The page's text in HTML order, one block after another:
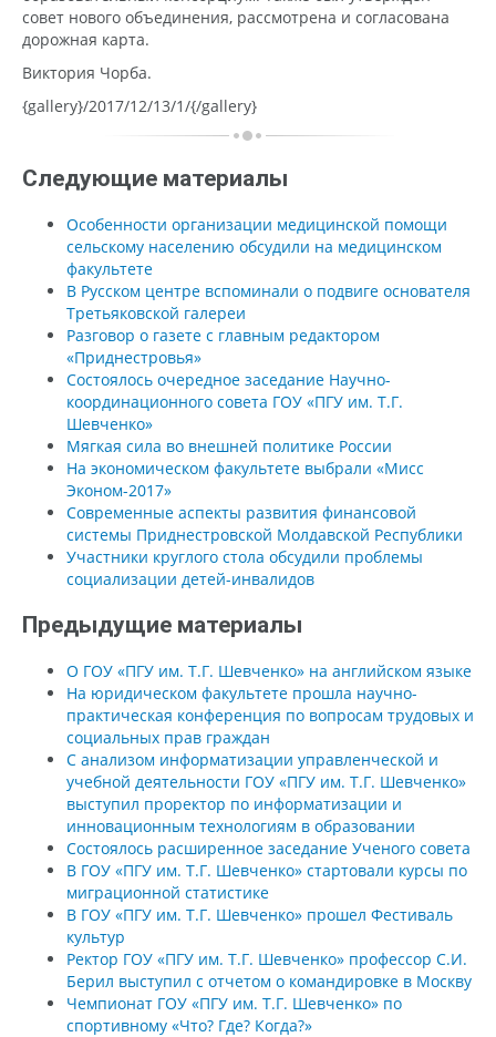
совет нового объединения, рассмотрена и согласована
дорожная карта.
Виктория Чорба.
{gallery}/2017/12/13/1/{/gallery}
Следующие материалы
Особенности организации медицинской помощи
сельскому населению обсудили на медицинском
факультете
В Русском центре вспоминали о подвиге основателя
Третьяковской галереи
Разговор о газете с главным редактором
«Приднестровья»
Состоялось очередное заседание Научно-
координационного совета ГОУ «ПГУ им. Т.Г.
Шевченко»
Мягкая сила во внешней политике России
На экономическом факультете выбрали «Мисс
Эконом-2017»
Современные аспекты развития финансовой
системы Приднестровской Молдавской Республики
Участники круглого стола обсудили проблемы
социализации детей-инвалидов
Предыдущие материалы
О ГОУ «ПГУ им. Т.Г. Шевченко» на английском языке
На юридическом факультете прошла научно-
практическая конференция по вопросам трудовых и
социальных прав граждан
С анализом информатизации управленческой и
учебной деятельности ГОУ «ПГУ им. Т.Г. Шевченко»
выступил проректор по информатизации и
инновационным технологиям в образовании
Состоялось расширенное заседание Ученого совета
В ГОУ «ПГУ им. Т.Г. Шевченко» стартовали курсы по
миграционной статистике
В ГОУ «ПГУ им. Т.Г. Шевченко» прошел Фестиваль
культур
Ректор ГОУ «ПГУ им. Т.Г. Шевченко» профессор С.И.
Берил выступил с отчетом о командировке в Москву
Чемпионат ГОУ «ПГУ им. Т.Г. Шевченко» по
спортивному «Что? Где? Когда?»